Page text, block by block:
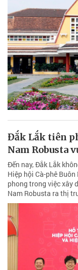
Đắk Lắk tiên
Nam Robusta
Đến nay, Đắk Lắk
Hiệp hội Cà-phê
phong trong việc xây
Nam Robusta ra thị